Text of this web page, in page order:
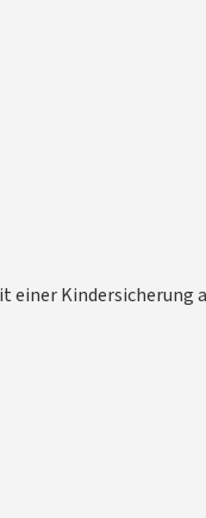
einer Kindersicherung